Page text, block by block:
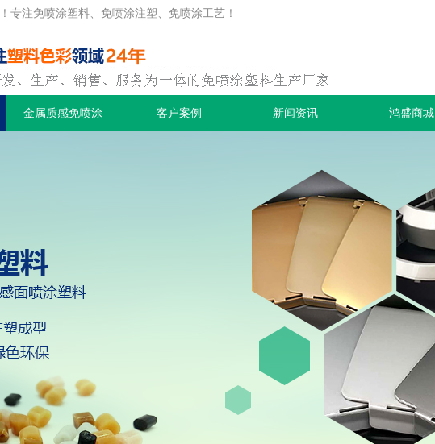
专注免喷涂塑料、免喷涂注塑、免喷涂工艺！
金属质感免喷涂 客户案例 新闻资讯 鸿盛商城